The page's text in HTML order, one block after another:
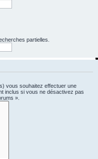
partielles.
vous souhaitez effectuer une
inclus si vous ne désactivez pas
».